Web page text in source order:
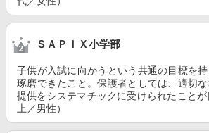
ＳＡＰＩＸ小学部
子供が入試に向かうという共通の目標を
琢磨できたこと。保護者としては、適切
提供をシステマチックに受けられたこと
上／男性）